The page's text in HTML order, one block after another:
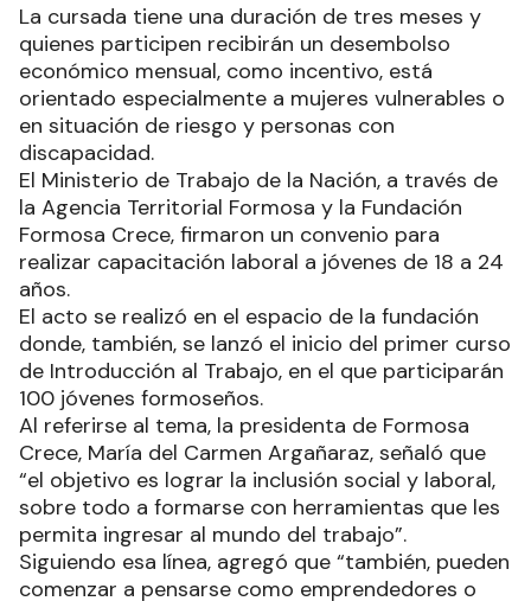
La cursada tiene una duración de tres meses y
quienes participen recibirán un desembolso
económico mensual, como incentivo, está
orientado especialmente a mujeres vulnerables o
en situación de riesgo y personas con
discapacidad.
El Ministerio de Trabajo de la Nación, a través de
la Agencia Territorial Formosa y la Fundación
Formosa Crece, firmaron un convenio para
realizar capacitación laboral a jóvenes de 18 a 24
años.
El acto se realizó en el espacio de la fundación
donde, también, se lanzó el inicio del primer curso
de Introducción al Trabajo, en el que participarán
100 jóvenes formoseños.
Al referirse al tema, la presidenta de Formosa
Crece, María del Carmen Argañaraz, señaló que
“el objetivo es lograr la inclusión social y laboral,
sobre todo a formarse con herramientas que les
permita ingresar al mundo del trabajo”.
Siguiendo esa línea, agregó que “también, pueden
comenzar a pensarse como emprendedores o